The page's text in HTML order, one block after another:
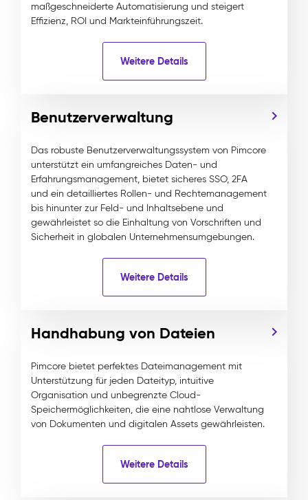
maßgeschneiderte Automatisierung und steigert
Effizienz, ROI und Markteinführungszeit.
Weitere Details
Benutzerverwaltung
Das robuste Benutzerverwaltungssystem von Pimcore
unterstützt ein umfangreiches Daten- und
Erfahrungsmanagement, bietet sicheres SSO, 2FA
und ein detailliertes Rollen- und Rechtemanagement
bis hinunter zur Feld- und Inhaltsebene und
gewährleistet so die Einhaltung von Vorschriften und
Sicherheit in globalen Unternehmensumgebungen.
Weitere Details
Handhabung von Dateien
Pimcore bietet perfektes Dateimanagement mit
Unterstützung für jeden Dateityp, intuitive
Organisation und unbegrenzte Cloud-
Speichermöglichkeiten, die eine nahtlose Verwaltung
von Dokumenten und digitalen Assets gewährleisten.
Weitere Details